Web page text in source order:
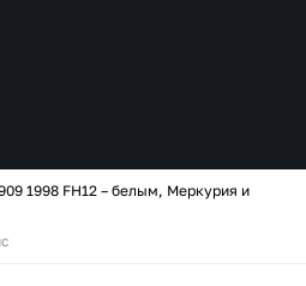
1998 FH12 – белым, Меркурия и